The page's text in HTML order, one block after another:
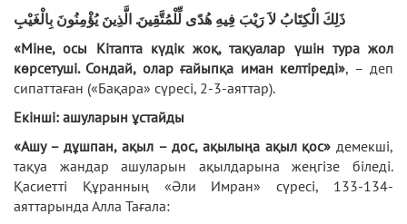
ذَلِكَ الْكِتَابُ لاَ رَيْبَ فِيهِ هُدًى لِّلْمُتَّقِينَ. الَّذِينَ يُؤْمِنُونَ بِالْغَيْبِ
«Міне, осы Кітапта күдік жоқ, тақуалар үшін тура жол
көрсетуші. Сондай, олар ғайыпқа иман келтіреді», – деп
сипаттаған («Бақара» сүресі, 2-3-аяттар).
Екінші: ашуларын ұстайды
«Ашу – дұшпан, ақыл – дос, ақылыңа ақыл қос» демекші,
тақуа жандар ашуларын ақылдарына жеңгізе біледі.
Қасиетті Құранның «Әли Имран» сүресі, 133-134-
аяттарында Алла Тағала: